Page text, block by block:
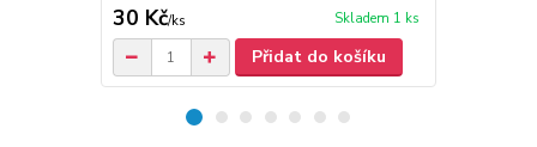
30 Kč/ks Skladem 1 ks
Přidat do košíku